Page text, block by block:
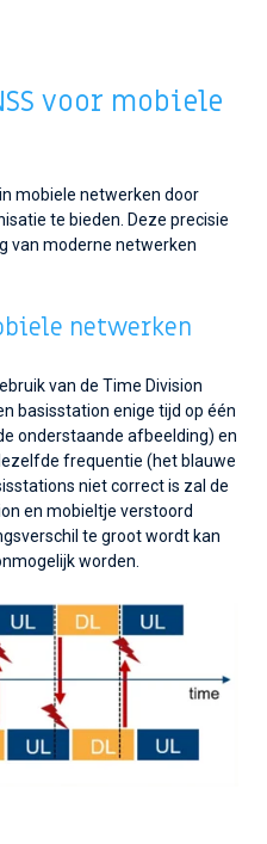
voor mobiele
mobiele netwerken door
te bieden. Deze precisie
van moderne netwerken
netwerken
van de Time Division
basisstation enige tijd op één
onderstaande afbeelding) en
frequentie (het blauwe
niet correct is zal de
en mobieltje verstoord
te groot wordt kan
worden.